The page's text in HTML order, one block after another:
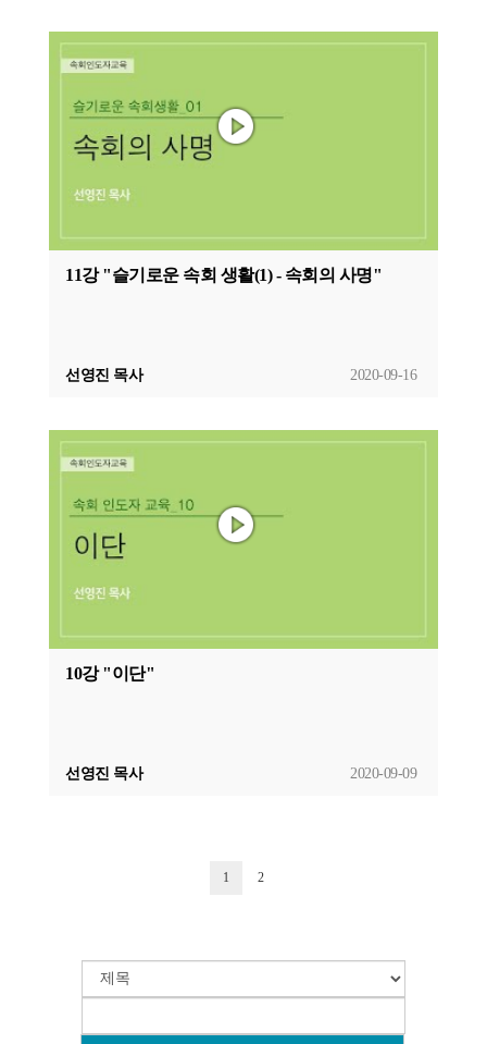
11강 "슬기로운 속회 생활(1) - 속회의 사명"
2020-09-16
선영진 목사
10강 "이단"
2020-09-09
선영진 목사
1 2